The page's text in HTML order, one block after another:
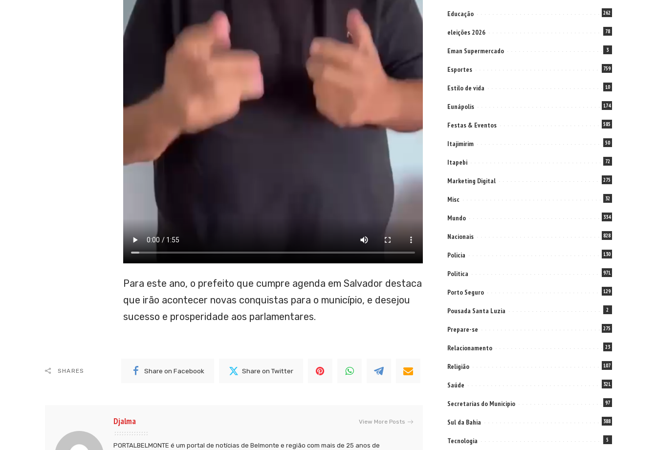
Para este ano, o prefeito que cumpre agenda em Salvador destaca
que irão acontecer novas conquistas para o município, e desejou
sucesso e prosperidade aos parlamentares.
SHARES Share on Facebook Share on Twitter
Djalma View More Posts
PORTALBELMONTE é um portal de notícias de Belmonte e região com mais de 25 anos de
Educação 262
eleições 2026 78
Eman Supermercado 3
Esportes 759
Estilo de vida 10
Eunápolis 174
Festas & Eventos 585
Itajimirim 50
Itapebi 72
Marketing Digital 275
Misc 32
Mundo 334
Nacionais 828
Policia 130
Politica 971
Porto Seguro 129
Pousada Santa Luzia 2
Prepare-se 275
Relacionamento 23
Religião 107
Saúde 321
Secretarias do Municipio 97
Sul da Bahia 388
Tecnologia 5